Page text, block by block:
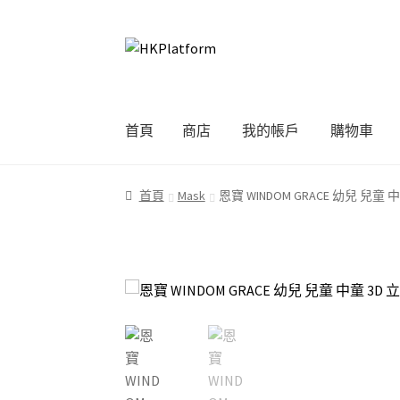
Skip
Skip
首頁 商店 我的帳戶 購物車
首頁商店 我的帳戶 購物車 結帳
首頁 Mask 恩寶 WINDOM GRACE 幼兒 兒童